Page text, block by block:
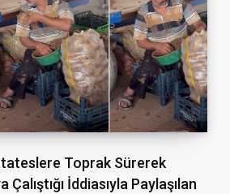
Toprak Sürerek
Çalıştığı İddiasıyla Paylaşılan